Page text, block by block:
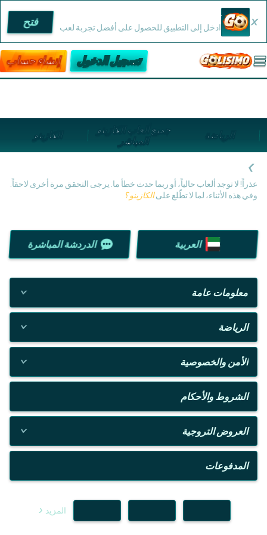
ادخل إلى التطبيق للحصول على أفضل تجربة لعب فتح
تسجيل الدخول إنشاء حساب
الكازينو
جميع ألعاب الكازينو
المباشر
الرياضة
عذراً! لا توجد ألعاب حالياً، أو ربما حدث خطأ ما. يرجى التحقق مرة أخرى لاحقاً.
وفي هذه الأثناء، لما لا تطّلع علىالكازينو ؟
العربية الدردشة المباشرة
معلومات عامة
الرياضة
الأمن والخصوصية
الشروط والأحكام
العروض التروجية
المدفوعات
المزيد